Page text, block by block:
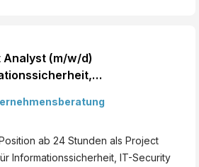
Analyst (m/w/d)
ab 24 Stunden als Project
Informationssicherheit, IT-Security